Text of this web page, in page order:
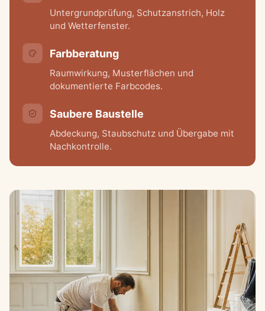
Untergrundprüfung, Schutzanstrich, Holz
und Wetterfenster.
Farbberatung
Raumwirkung, Musterflächen und
dokumentierte Farbcodes.
Saubere Baustelle
Abdeckung, Staubschutz und Übergabe mit
Nachkontrolle.